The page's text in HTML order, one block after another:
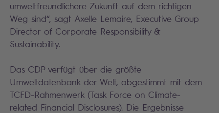
umweltfreundlichere Zukunft auf dem richtigen
Weg sind“, sagt Axelle Lemaire, Executive Group
Director of Corporate Responsibility &
Sustainability.
Das CDP verfügt über die größte
Umweltdatenbank der Welt, abgestimmt mit dem
TCFD-Rahmenwerk (Task Force on Climate-
related Financial Disclosures). Die Ergebnisse